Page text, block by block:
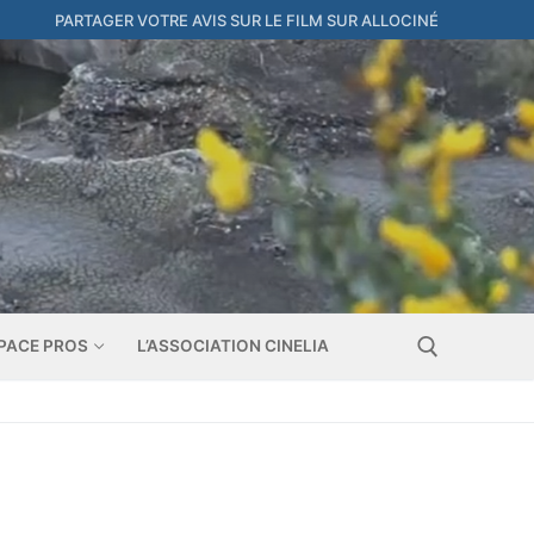
PARTAGER VOTRE AVIS SUR LE FILM SUR ALLOCINÉ
PROS L’ASSOCIATION CINELIA